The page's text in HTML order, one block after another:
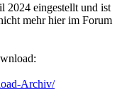
2024 eingestellt und ist
mehr hier im Forum
Archiv/